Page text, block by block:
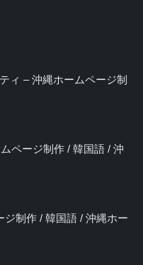
ィ – 沖縄ホームページ制
ページ制作 / 韓国語 / 沖
制作 / 韓国語 / 沖縄ホー